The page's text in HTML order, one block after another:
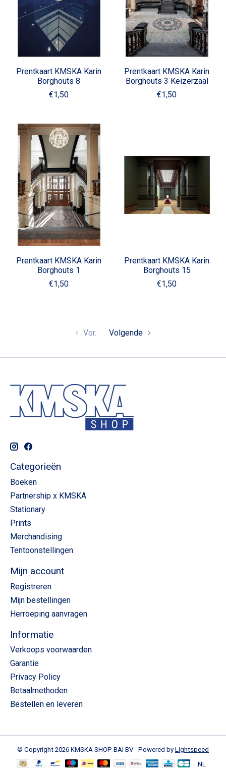
Prentkaart KMSKA Karin
Borghouts 8
€1,50
Prentkaart KMSKA Karin
Borghouts 3 Keizerzaal
€1,50
Prentkaart KMSKA Karin
Borghouts 1
€1,50
Prentkaart KMSKA Karin
Borghouts 15
€1,50
Vor. Volgende
Categorieën
Boeken
Partnership x KMSKA
Stationary
Prints
Merchandising
Tentoonstellingen
Mijn account
Registreren
Mijn bestellingen
Herroeping aanvragen
Informatie
Verkoops voorwaarden
Garantie
Privacy Policy
Betaalmethoden
Bestellen en leveren
© Copyright 2026 KMSKA SHOP BAI BV - Powered by Lightspeed
NL